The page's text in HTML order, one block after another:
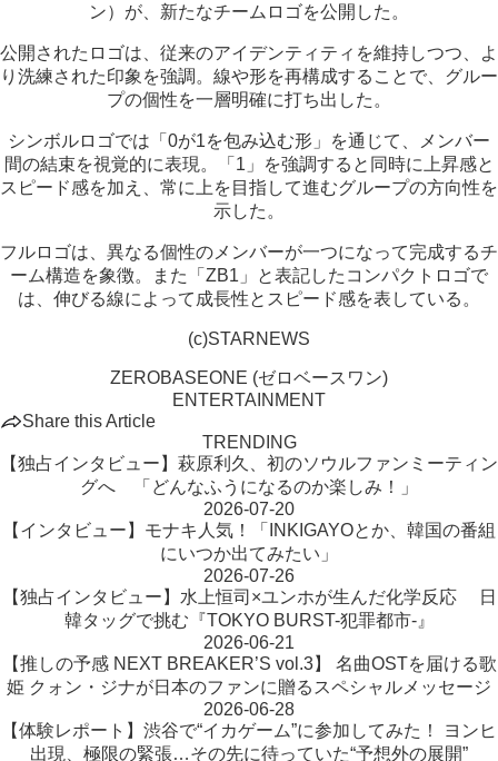
ン）が、新たなチームロゴを公開した。
公開されたロゴは、従来のアイデンティティを維持しつつ、よ
り洗練された印象を強調。線や形を再構成することで、グルー
プの個性を一層明確に打ち出した。
シンボルロゴでは「0が1を包み込む形」を通じて、メンバー
間の結束を視覚的に表現。「1」を強調すると同時に上昇感と
スピード感を加え、常に上を目指して進むグループの方向性を
示した。
フルロゴは、異なる個性のメンバーが一つになって完成するチ
ーム構造を象徴。また「ZB1」と表記したコンパクトロゴで
は、伸びる線によって成長性とスピード感を表している。
(c)STARNEWS
ZEROBASEONE (ゼロベースワン)
ENTERTAINMENT
Share this Article
TRENDING
【独占インタビュー】萩原利久、初のソウルファンミーティン
グへ 「どんなふうになるのか楽しみ！」
2026-07-20
【インタビュー】モナキ人気！「INKIGAYOとか、韓国の番組
にいつか出てみたい」
2026-07-26
【独占インタビュー】水上恒司×ユンホが生んだ化学反応 日
韓タッグで挑む『TOKYO BURST-犯罪都市-』
2026-06-21
【推しの予感 NEXT BREAKER’S vol.3】 名曲OSTを届ける歌
姫 クォン・ジナが日本のファンに贈るスペシャルメッセージ
2026-06-28
【体験レポート】渋谷で“イカゲーム”に参加してみた！ ヨンヒ
出現、極限の緊張…その先に待っていた“予想外の展開”